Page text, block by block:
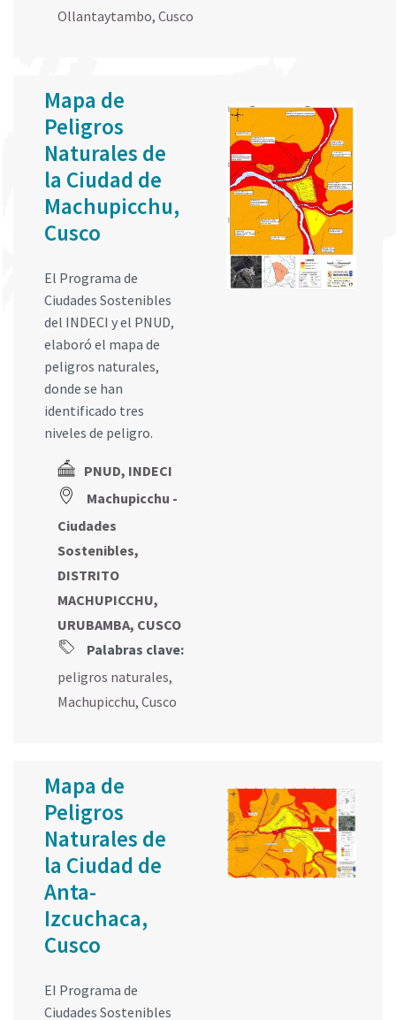
Ollantaytambo, Cusco
Mapa de
Peligros
Naturales de
la Ciudad de
Machupicchu,
Cusco
El Programa de
Ciudades Sostenibles
del INDECI y el PNUD,
elaboró el mapa de
peligros naturales,
donde se han
identificado tres
niveles de peligro.
PNUD, INDECI
Machupicchu -
Ciudades
Sostenibles,
DISTRITO
MACHUPICCHU,
URUBAMBA, CUSCO
Palabras clave:
peligros naturales,
Machupicchu, Cusco
Mapa de
Peligros
Naturales de
la Ciudad de
Anta-
Izcuchaca,
Cusco
EI Programa de
Ciudades Sostenibles